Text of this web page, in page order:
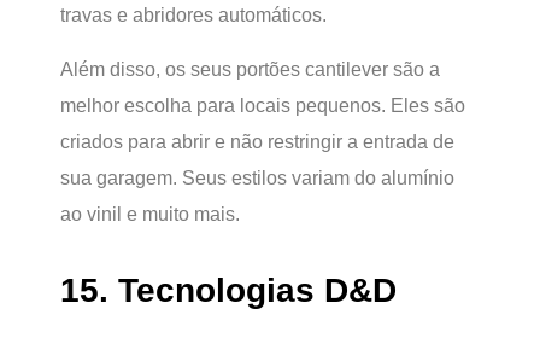
travas e abridores automáticos.
Além disso, os seus portões cantilever são a
melhor escolha para locais pequenos. Eles são
criados para abrir e não restringir a entrada de
sua garagem. Seus estilos variam do alumínio
ao vinil e muito mais.
15. Tecnologias D&D